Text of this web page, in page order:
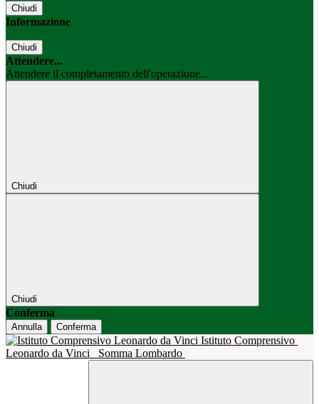
Chiudi
Informazione
Chiudi
Attendere...
Attendere il completamento dell'operazione...
Chiudi
Chiudi
Conferma
Annulla Conferma
Istituto Comprensivo
Leonardo da Vinci
Somma Lombardo